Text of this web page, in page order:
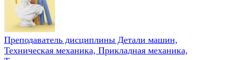
Преподаватель дисциплины Детали машин,
Техническая механика, Прикладная механика,